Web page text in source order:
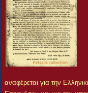
αναφέρεται για την